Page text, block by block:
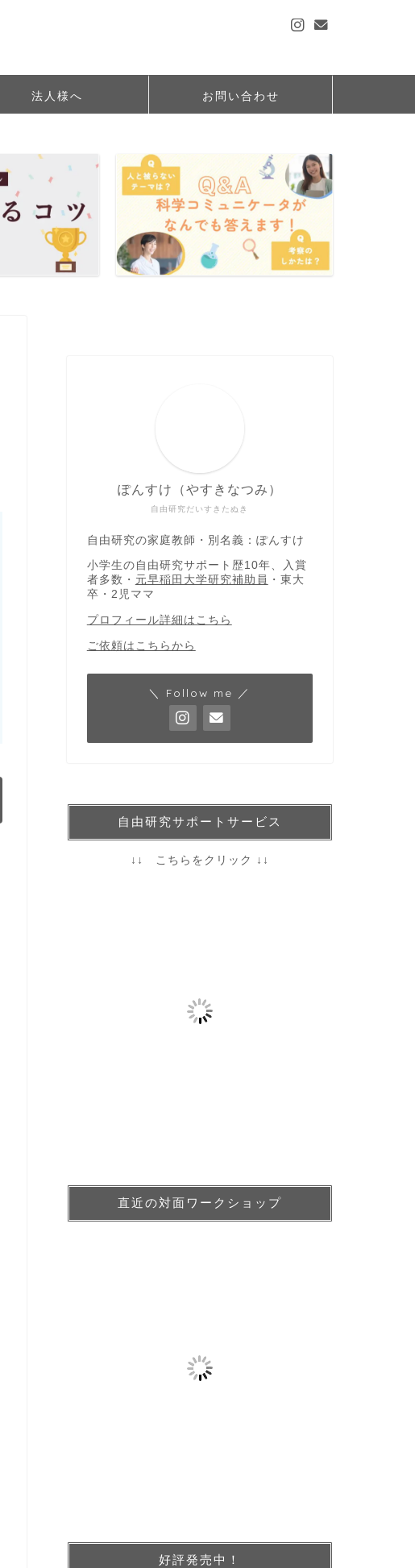
法人様へ お問い合わせ
自由研究だいすきたぬき
ぽんすけ（やすきなつみ）
自由研究の家庭教師・別名義：ぽんすけ
小学生の自由研究サポート歴10年、入賞
者多数・ 元早稲田大学研究補助員 ・東大
卒・2児ママ
プロフィール詳細はこちら
ご依頼はこちらから
＼ Follow me ／
自由研究サポートサービス
↓↓ こちらをクリック ↓↓
直近の対面ワークショップ
好評発売中！